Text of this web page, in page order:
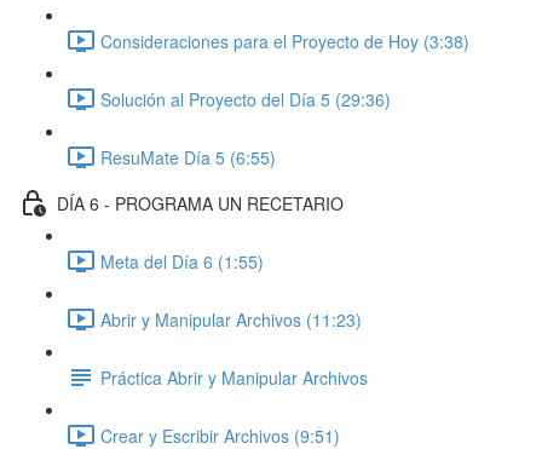
Consideraciones para el Proyecto de Hoy (3:38)
Solución al Proyecto del Día 5 (29:36)
ResuMate Día 5 (6:55)
DÍA 6 - PROGRAMA UN RECETARIO
Meta del Día 6 (1:55)
Abrir y Manipular Archivos (11:23)
Práctica Abrir y Manipular Archivos
Crear y Escribir Archivos (9:51)